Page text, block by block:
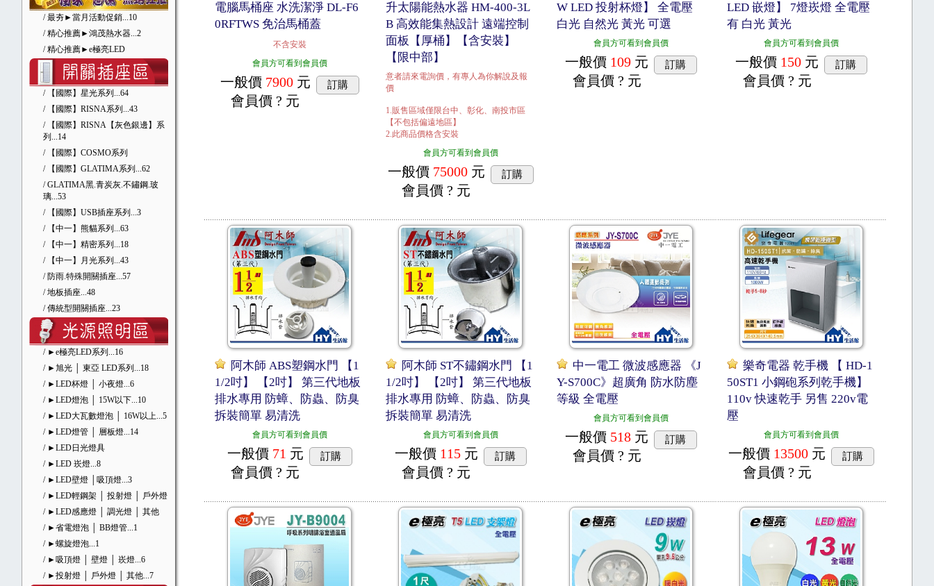
/ 最夯►當月活動促銷...10
/ 精心推薦►鴻茂熱水器...2
/ 精心推薦►e極亮LED
/ 【國際】星光系列 ...64
/ 【國際】RISNA系列 ...43
/ 【國際】RISNA【灰色銀邊】系
列 ...14
/ 【國際】COSMO系列
/ 【國際】GLATIMA系列 ...62
/ GLATIMA黑.青炭灰.不鏽鋼.玻
璃...53
/ 【國際】USB插座系列 ...3
/ 【中一】熊貓系列 ...63
/ 【中一】精密系列 ...18
/ 【中一】月光系列 ...43
/ 防雨.特殊開關插座...57
/ 地板插座...48
/ 傳統型開關插座...23
/ ►e極亮LED系列 ...16
/ ►旭光 │ 東亞 LED系列 ...18
/ ►LED杯燈 │ 小夜燈...6
/ ►LED燈泡 │ 15W以下...10
/ ►LED大瓦數燈泡 │ 16W以上...5
/ ►LED燈管 │ 層板燈...14
/ ►LED日光燈具
/ ►LED 崁燈...8
/ ►LED壁燈 │吸頂燈...3
/ ►LED輕鋼架 │ 投射燈 │ 戶外燈
/ ►LED感應燈 │ 調光燈 │ 其他
/ ►省電燈泡 │ BB燈管...1
/ ►螺旋燈泡...1
/ ►吸頂燈 │ 壁燈 │ 崁燈...6
/ ►投射燈 │ 戶外燈 │ 其他...7
電腦馬桶座 水洗潔淨 DL-F6
0RFTWS 免治馬桶蓋
不含安裝
會員方可看到會員價
一般價 7900元
會員價 ? 元
訂購
升太陽能熱水器 HM-400-3L
B 高效能集熱設計 遠端控制
面板【厚桶】【含安裝】
【限中部】
意者請來電詢價，有專人為你解說及報
價
1.販售區域僅限台中、彰化、南投市區
【不包括偏遠地區】
2.此商品價格含安裝
會員方可看到會員價
一般價 75000元
會員價 ? 元
訂購
W LED 投射杯燈】 全電壓
白光 自然光 黃光 可選
會員方可看到會員價
一般價 109 元
會員價 ? 元
訂購
LED 嵌燈】 7燈崁燈 全電壓
有 白光 黃光
會員方可看到會員價
一般價 150 元
會員價 ? 元
訂購
阿木師 ABS塑鋼水門 【1
1/2吋】 【2吋】 第三代地板
排水專用 防蟑、防蟲、防臭
拆裝簡單 易清洗
會員方可看到會員價
一般價 71 元
會員價 ? 元
訂購
阿木師 ST不鏽鋼水門 【1
1/2吋】 【2吋】 第三代地板
排水專用 防蟑、防蟲、防臭
拆裝簡單 易清洗
會員方可看到會員價
一般價 115元
會員價 ? 元
訂購
中一電工 微波感應器 《J
Y-S700C》超廣角 防水防塵
等級 全電壓
會員方可看到會員價
一般價 518 元
會員價 ? 元
訂購
樂奇電器 乾手機 【 HD-1
50ST1 小鋼砲系列乾手機】
110v 快速乾手 另售 220v電
壓
會員方可看到會員價
一般價 13500 元
會員價 ? 元
訂購